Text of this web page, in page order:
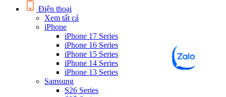
Điện thoại
Xem tất cả
iPhone
iPhone 17 Series
iPhone 16 Series
iPhone 15 Series
iPhone 14 Series
iPhone 13 Series
Samsung
S26 Series